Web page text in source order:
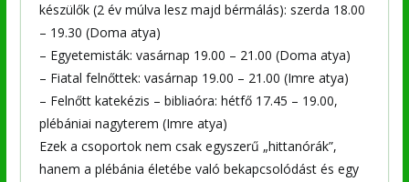
készülők (2 év múlva lesz majd bérmálás): szerda 18.00
– 19.30 (Doma atya)
– Egyetemisták: vasárnap 19.00 – 21.00 (Doma atya)
– Fiatal felnőttek: vasárnap 19.00 – 21.00 (Imre atya)
– Felnőtt katekézis – bibliaóra: hétfő 17.45 – 19.00,
plébániai nagyterem (Imre atya)
Ezek a csoportok nem csak egyszerű „hittanórák”,
hanem a plébánia életébe való bekapcsolódást és egy